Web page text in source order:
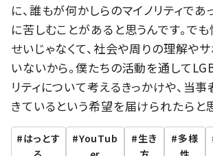
に、誰もが何かしらのマイノリティで
に苦しむことがあると思うんです。で
せいじゃなくて、社会や周りの理解や
いないから。僕たちの活動を通して
リティについて考えるきっかけや、当
きているという希望を届けられたらと
はっとす
YouTub
生き
多様